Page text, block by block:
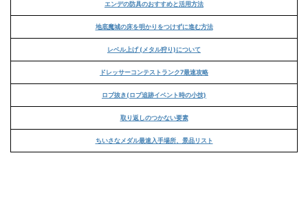
エンデの防具のおすすめと活用方法
地底魔城の床を明かりをつけずに進む方法
レベル上げ (メタル狩り)について
ドレッサーコンテストランク7最速攻略
ロブ抜き(ロブ追跡イベント時の小技)
取り返しのつかない要素
ちいさなメダル最速入手場所、景品リスト